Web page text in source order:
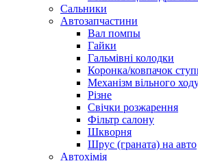
Сальники
Автозапчастини
Вал помпы
Гайки
Гальмівні колодки
Коронка/ковпачок
Механізм вільного
Різне
Свічки розжарення
Фільтр салону
Шкворня
Шрус (граната) на авто
Автохімія